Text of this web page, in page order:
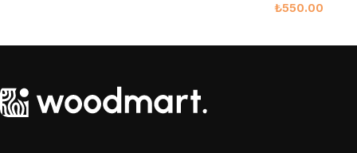
₺550.00